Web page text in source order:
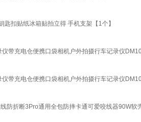
扣贴纸冰箱贴拍立得 手机支架【1个】
带充电仓便携口袋相机户外拍摄行车记录仪
带充电仓便携口袋相机户外拍摄行车记录仪
防折断3Pro通用全包防摔卡通可爱咬线器90W